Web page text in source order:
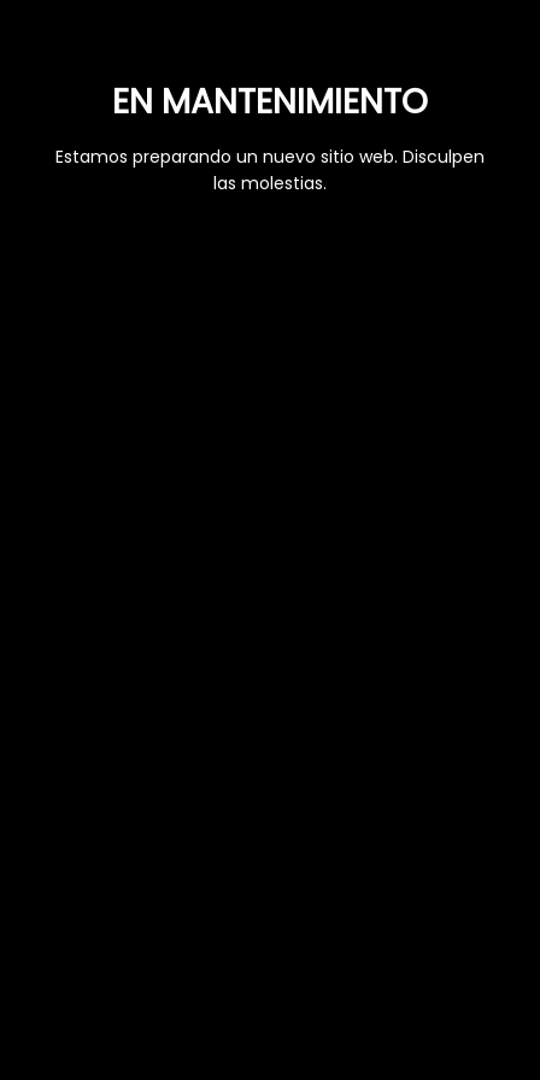
EN MANTENIMIENTO
Estamos preparando un nuevo sitio web. Disculpen
las molestias.